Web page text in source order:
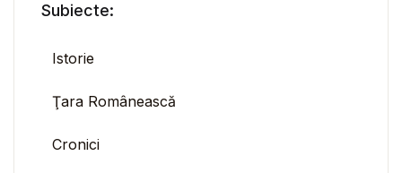
Subiecte:
Istorie
Ţara Românească
Cronici